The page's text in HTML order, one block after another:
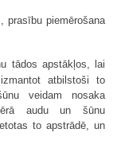
prasību piemērošana
tādos apstākļos, lai
atbilstoši to
veidam nosaka
audu un šūnu
to apstrādē, un